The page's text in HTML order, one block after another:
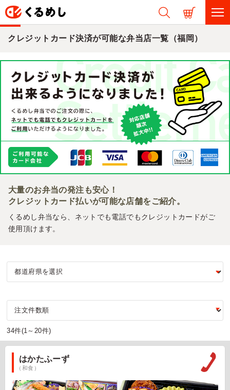
クレジットカード決済が可能な弁当店一覧（福岡）
大量のお弁当の発注も安心！
クレジットカード払いが可能な店舗をご紹介。
くるめし弁当なら、ネットでも電話でもクレジットカードがご
使用頂けます。
34件(1～20件)
はかたふーず
（和食）